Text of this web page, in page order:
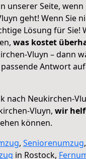
unserer Seite, wenn
geht! Wenn Sie
Lösung für Sie!
was kostet
Vluyn – dann
Antwort
nach Neukirchen-
Vluyn, wir
können.
, Seniorenumzug,
in Rostock,